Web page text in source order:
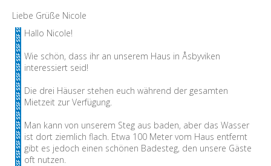
Liebe Grüße Nicole
Hallo Nicole!
Wie schön, dass ihr an unserem Haus in Åsbyviken
interessiert seid!
Die drei Häuser stehen euch während der gesamten
Mietzeit zur Verfügung.
Man kann von unserem Steg aus baden, aber das Wasser
ist dort ziemlich flach. Etwa 100 Meter vom Haus entfernt
gibt es jedoch einen schönen Badesteg, den unsere Gäste
oft nutzen.